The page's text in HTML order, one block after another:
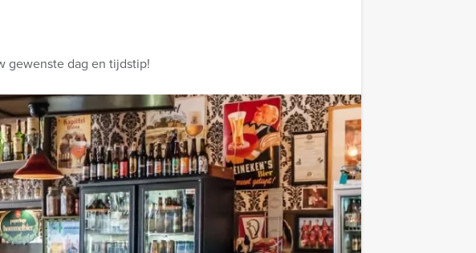
gewenste dag en tijdstip!